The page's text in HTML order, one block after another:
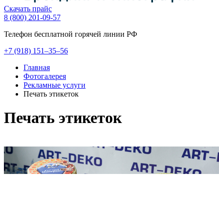
Скачать прайс
8 (800) 201-09-57
Телефон бесплатной горячей линии РФ
+7 (918) 151–35–56
Главная
Фотогалерея
Рекламные услуги
Печать этикеток
Печать этикеток